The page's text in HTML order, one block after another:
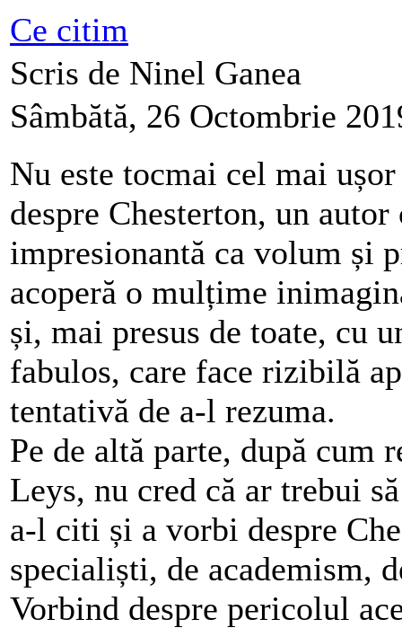
Ce citim
Scris de Ninel Ganea
Sâmbătă, 26 Octombrie
Nu este tocmai cel mai
despre Chesterton, un autor
impresionantă ca volum și
acoperă o mulțime
și, mai presus de toate, cu
fabulos, care face rizibilă
tentativă de a-l rezuma.
Pe de altă parte, după cum
Leys, nu cred că ar trebui
a-l citi și a vorbi despre
specialiști, de academism,
Vorbind despre pericolul